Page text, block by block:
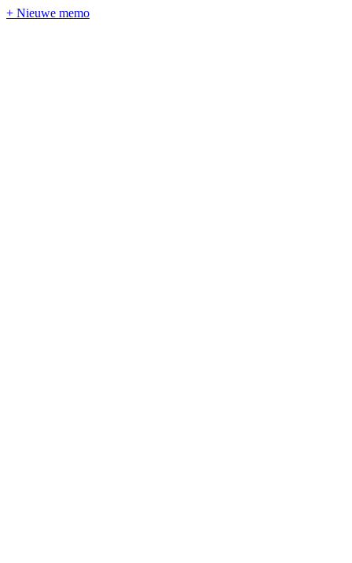
+ Nieuwe memo